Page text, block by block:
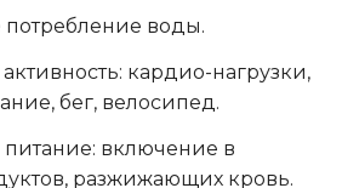
потребление воды.
кардио-нагрузки,
бег, велосипед.
включение в
разжижающих кровь.